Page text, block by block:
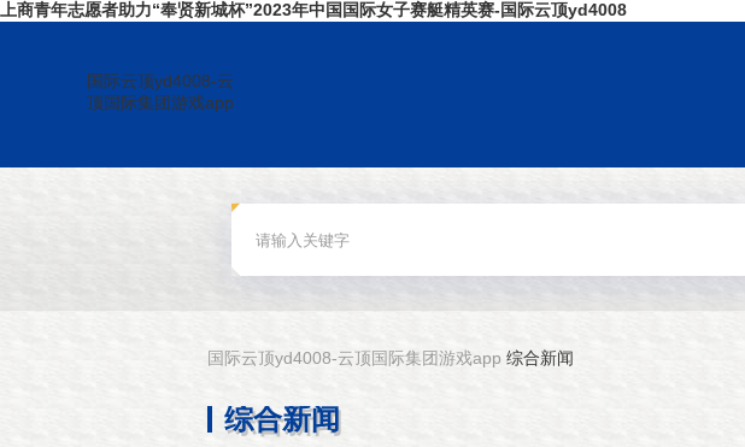
上商青年志愿者助力“奉贤新城杯”2023年中国国际女子赛艇精英赛-国际云顶yd4008
国际云顶yd4008-云
顶国际集团游戏app
国际云顶yd4008-云顶国际集团游戏app 综合新闻
综合新闻